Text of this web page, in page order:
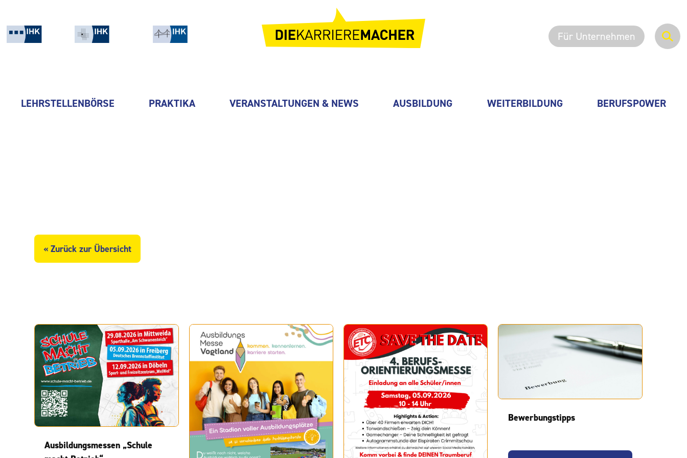
Für Unternehmen
LEHRSTELLENBÖRSE PRAKTIKA VERANSTALTUNGEN & NEWS AUSBILDUNG WEITERBILDUNG BERUFSPOWER
« Zurück zur Übersicht
Ausbildungsmessen „Schule
Bewerbungstipps